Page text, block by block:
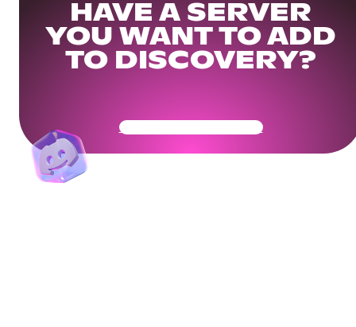
HAVE A SERVER
YOU WANT TO ADD
TO DISCOVERY?
Get Your Community Ready